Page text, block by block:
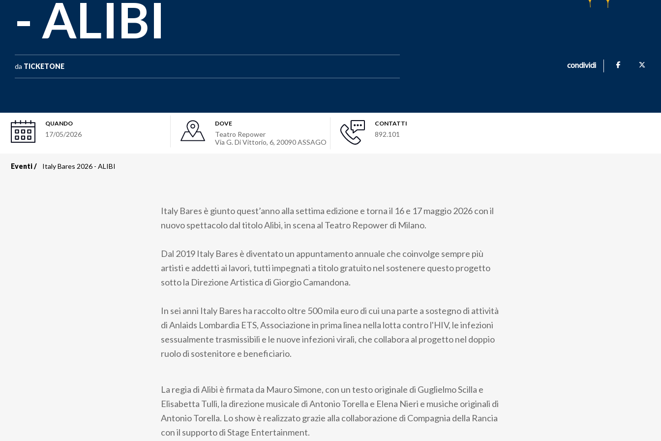
- ALIBI
da TICKETONE condividi
QUANDO
17/05/2026
DOVE
Teatro Repower
Via G. Di Vittorio, 6, 20090ASSAGO
CONTATTI
892.101
Briciole
Eventi Italy Bares 2026 - ALIBI
Italy Bares è giunto quest’anno alla settima edizione e torna il 16 e 17 maggio 2026 con il
nuovo spettacolo dal titolo Alibi, in scena al Teatro Repower di Milano.
Dal 2019 Italy Bares è diventato un appuntamento annuale che coinvolge sempre più
artisti e addetti ai lavori, tutti impegnati a titolo gratuito nel sostenere questo progetto
sotto la Direzione Artistica di Giorgio Camandona.
In sei anni Italy Bares ha raccolto oltre 500 mila euro di cui una parte a sostegno di attività
di Anlaids Lombardia ETS, Associazione in prima linea nella lotta contro l'HIV, le infezioni
sessualmente trasmissibili e le nuove infezioni virali, che collabora al progetto nel doppio
ruolo di sostenitore e beneficiario.
La regia di Alibi è firmata da Mauro Simone, con un testo originale di Guglielmo Scilla e
Elisabetta Tulli, la direzione musicale di Antonio Torella e Elena Nieri e musiche originali di
Antonio Torella. Lo show è realizzato grazie alla collaborazione di Compagnia della Rancia
con il supporto di Stage Entertainment.